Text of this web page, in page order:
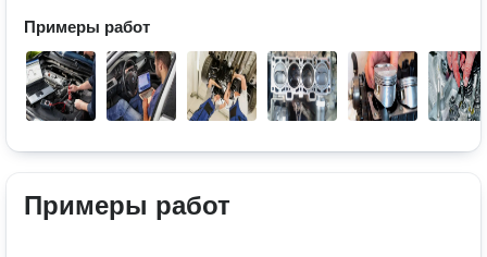
Примеры работ
Примеры работ